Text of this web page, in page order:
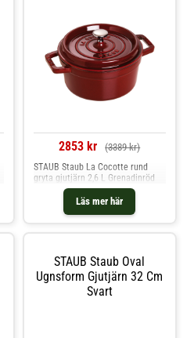
2853 kr (3389 kr)
Läs mer här
STAUB Staub La Cocotte rund
gryta gjutjärn 2,6 L Grenadinröd
STAUB Staub Oval
Ugnsform Gjutjärn 32 Cm
Svart